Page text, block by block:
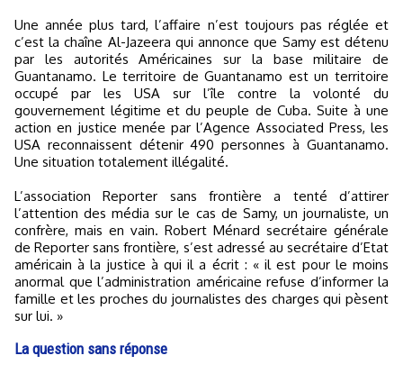
Une année plus tard, l’affaire n’est toujours pas réglée et
c’est la chaîne Al-Jazeera qui annonce que Samy est détenu
par les autorités Américaines sur la base militaire de
Guantanamo. Le territoire de Guantanamo est un territoire
occupé par les USA sur l’île contre la volonté du
gouvernement légitime et du peuple de Cuba. Suite à une
action en justice menée par l’Agence Associated Press, les
USA reconnaissent détenir 490 personnes à Guantanamo.
Une situation totalement illégalité.
L’association Reporter sans frontière a tenté d’attirer
l’attention des média sur le cas de Samy, un journaliste, un
confrère, mais en vain. Robert Ménard secrétaire générale
de Reporter sans frontière, s’est adressé au secrétaire d’Etat
américain à la justice à qui il a écrit : « il est pour le moins
anormal que l’administration américaine refuse d’informer la
famille et les proches du journalistes des charges qui pèsent
sur lui. »
La question sans réponse